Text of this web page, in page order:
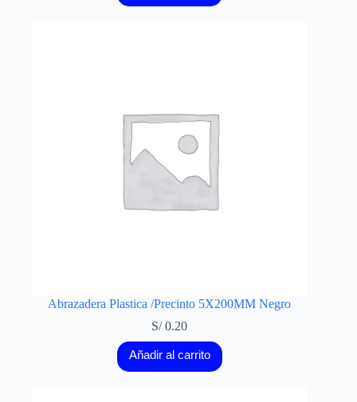
Abrazadera Plastica /Precinto 5X200MM Negro
S/0.20
Añadir al carrito